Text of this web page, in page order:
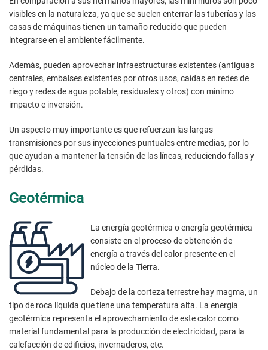
visibles en la naturaleza, ya que se suelen enterrar las tuberías y las
casas de máquinas tienen un tamaño reducido que pueden
integrarse en el ambiente fácilmente.
Además, pueden aprovechar infraestructuras existentes (antiguas
centrales, embalses existentes por otros usos, caídas en redes de
riego y redes de agua potable, residuales y otros) con mínimo
impacto e inversión.
Un aspecto muy importante es que refuerzan las largas
transmisiones por sus inyecciones puntuales entre medias, por lo
que ayudan a mantener la tensión de las líneas, reduciendo fallas y
pérdidas.
Geotérmica
La energía geotérmica o energía geotérmica
consiste en el proceso de obtención de
energía a través del calor presente en el
núcleo de la Tierra.
Debajo de la corteza terrestre hay magma, un
tipo de roca líquida que tiene una temperatura alta. La energía
geotérmica representa el aprovechamiento de este calor como
material fundamental para la producción de electricidad, para la
calefacción de edificios, invernaderos, etc.